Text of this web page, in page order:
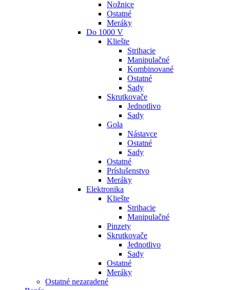
Nožnice
Ostatné
Meráky
Do 1000 V
Kliešte
Strihacie
Manipulačné
Kombinované
Ostatné
Sady
Skrutkovače
Jednotlivo
Sady
Gola
Nástavce
Ostatné
Sady
Ostatné
Príslušenstvo
Meráky
Elektronika
Kliešte
Strihacie
Manipulačné
Pinzety
Skrutkovače
Jednotlivo
Sady
Ostatné
Meráky
Ostatné nezaradené